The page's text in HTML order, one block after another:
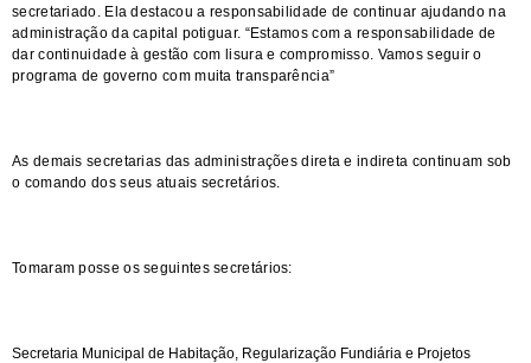
secretariado. Ela destacou a responsabilidade de continuar ajudando na
administração da capital potiguar. “Estamos com a responsabilidade de
dar continuidade à gestão com lisura e compromisso. Vamos seguir o
programa de governo com muita transparência”
As demais secretarias das administrações direta e indireta continuam sob
o comando dos seus atuais secretários.
Tomaram posse os seguintes secretários:
Secretaria Municipal de Habitação, Regularização Fundiária e Projetos